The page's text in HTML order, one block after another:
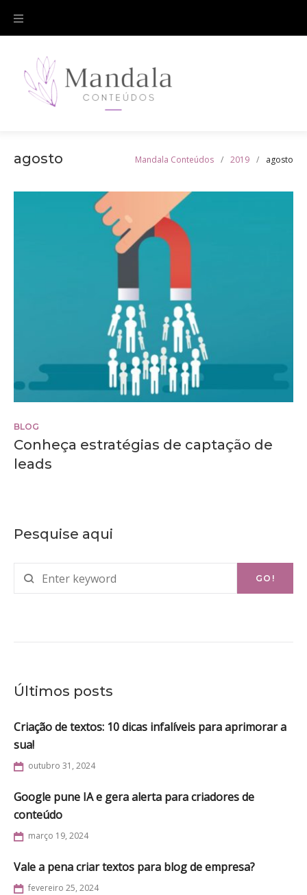
agosto Mandala Conteúdos / 2019 / agosto
BLOG
Conheça estratégias de captação de
leads
Pesquise aqui
Search
for:
GO!
Últimos posts
Criação de textos: 10 dicas infalíveis para aprimorar a
sua!
outubro 31, 2024
Google pune IA e gera alerta para criadores de
conteúdo
março 19, 2024
Vale a pena criar textos para blog de empresa?
fevereiro 25, 2024